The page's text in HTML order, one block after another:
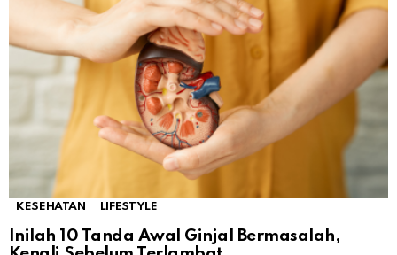
KESEHATAN LIFESTYLE
Inilah 10 Tanda Awal Ginjal Bermasalah,